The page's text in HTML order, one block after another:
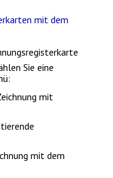
mit dem
Sie eine
mit
mit dem